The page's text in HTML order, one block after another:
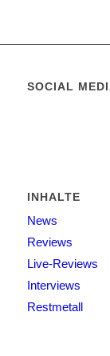
SOCIAL
INHALTE
News
Reviews
Live-Reviews
Interviews
Restmetall